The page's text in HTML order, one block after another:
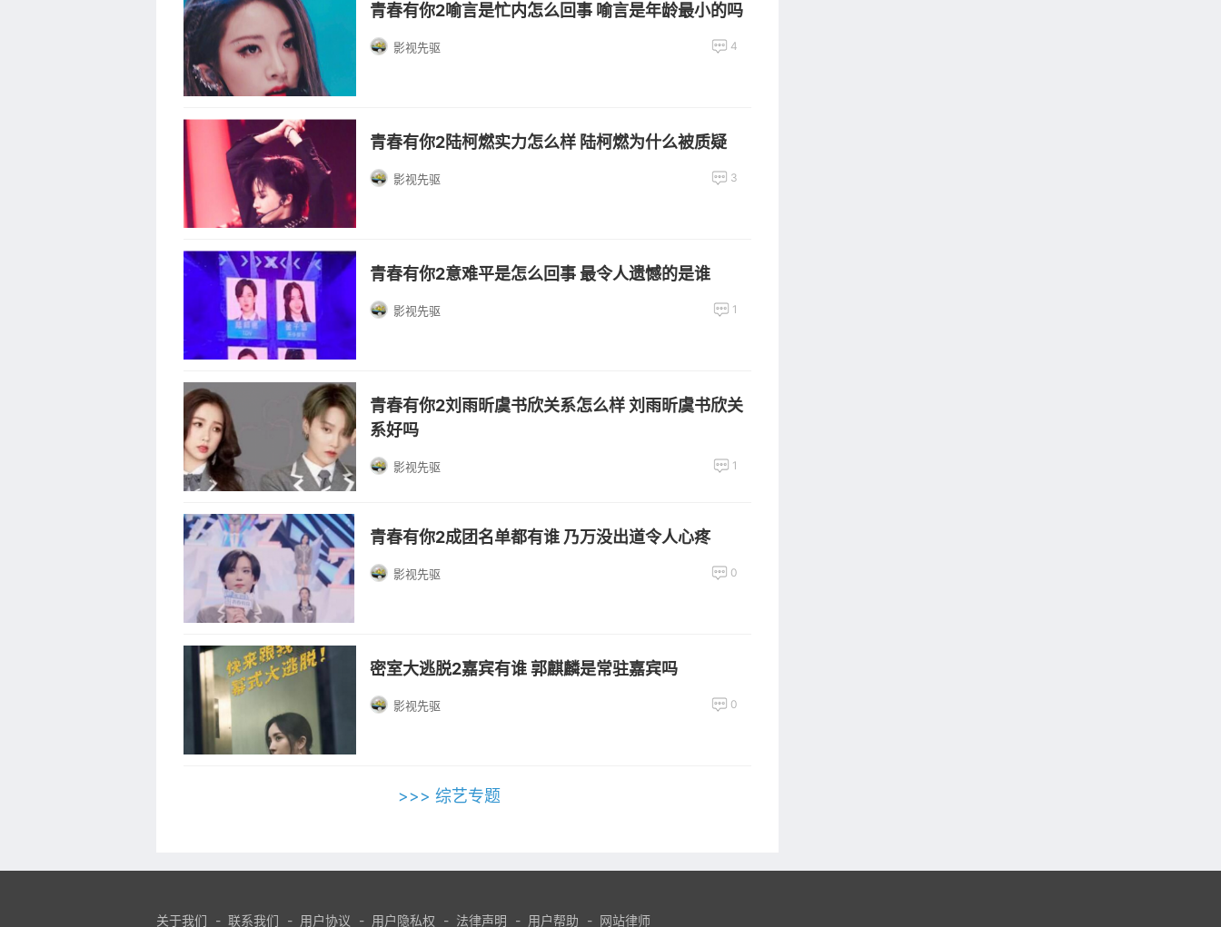
青春有你2喻言是忙内怎么回事 喻言是年龄最小的吗
影视先驱 4
青春有你2陆柯燃实力怎么样 陆柯燃为什么被质疑
影视先驱 3
青春有你2意难平是怎么回事 最令人遗憾的是谁
影视先驱 1
青春有你2刘雨昕虞书欣关系怎么样 刘雨昕虞书欣关
系好吗
影视先驱 1
青春有你2成团名单都有谁 乃万没出道令人心疼
影视先驱 0
密室大逃脱2嘉宾有谁 郭麒麟是常驻嘉宾吗
影视先驱 0
>>> 综艺专题
关于我们 - 联系我们 - 用户协议 - 用户隐私权 - 法律声明 - 用户帮助 - 网站律师